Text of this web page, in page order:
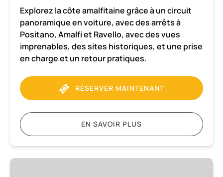
Explorez la côte amalfitaine grâce à un circuit
panoramique en voiture, avec des arrêts à
Positano, Amalfi et Ravello, avec des vues
imprenables, des sites historiques, et une prise
en charge et un retour pratiques.
RÉSERVER MAINTENANT
EN SAVOIR PLUS
Transfert